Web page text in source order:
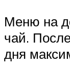
Меню на
чай.
дня